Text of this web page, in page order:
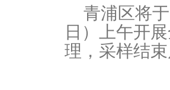
青浦区将于
日）上午开
理，采样结